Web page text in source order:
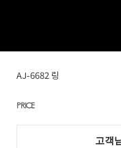
AJ-6682 링
PRICE